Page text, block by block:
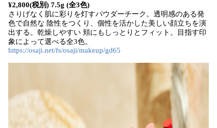
¥2,800(税別) 7.5g (全3色)
さりげなく肌に彩りを灯すパウダーチーク。透明感のある発
色で自然な 陰性をつくり、個性を活かした美しい顔立ちを演
出する。乾燥しやすい 頬にもしっとりとフィット。目指す印
象によって選べる全3色。
https://osaji.net/fs/osaji/makeup/gd65